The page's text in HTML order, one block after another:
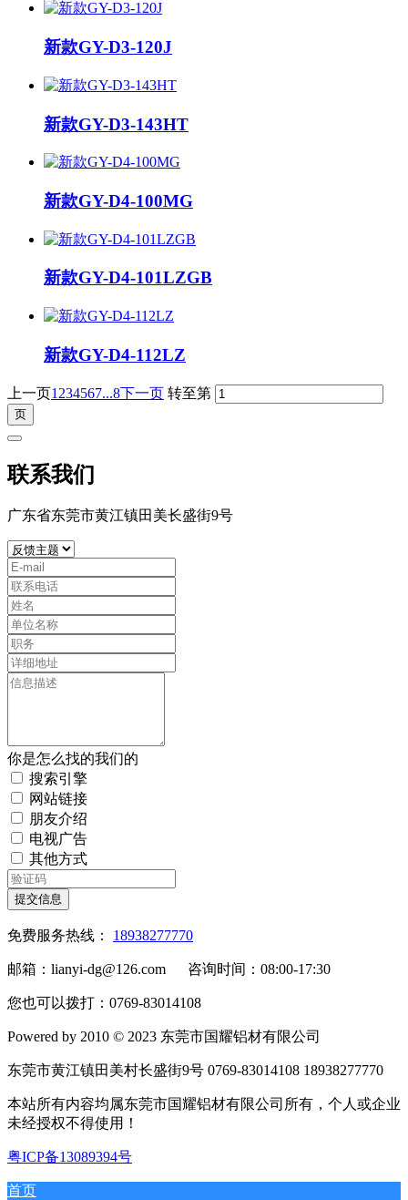
新款GY-D3-120J
新款GY-D3-143HT
新款GY-D4-100MG
新款GY-D4-101LZGB
新款GY-D4-112LZ
上一页1 234567...8下一页 转至第
联系我们
广东省东莞市黄江镇田美长盛街9号
你是怎么找的我们的
搜索引擎
网站链接
朋友介绍
电视广告
其他方式
提交信息
免费服务热线： 18938277770
邮箱：lianyi-dg@126.com 咨询时间：08:00-17:30
您也可以拨打：0769-83014108
Powered by 2010 © 2023 东莞市国耀铝材有限公司
东莞市黄江镇田美村长盛街9号 0769-83014108 18938277770
本站所有内容均属东莞市国耀铝材有限公司所有，个人或企业
未经授权不得使用！
粤ICP备13089394号
首页